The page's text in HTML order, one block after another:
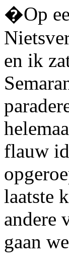
�Op
en ik
flauw
laatste
andere
gaan